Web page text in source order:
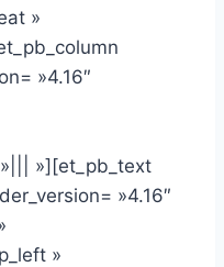
»
»4.16″
»][et_pb_text
»4.16″
»